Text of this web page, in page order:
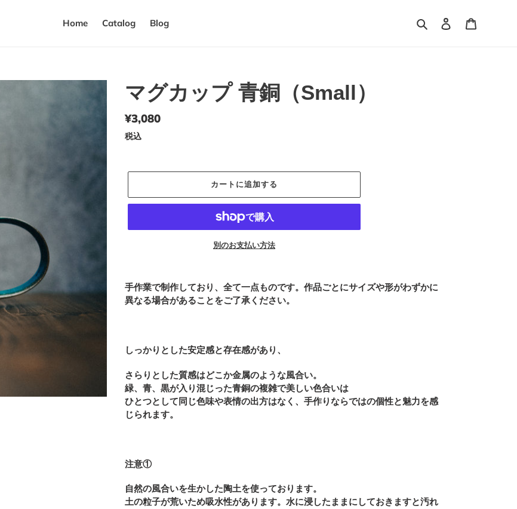
Home Catalog Blog 検索 ログイン
マグカップ 青銅（Small）
通
常
格
¥3,080
税込
カートに追加する
別のお支払い方法
ー
ト
に
を
加
す
る
手作業で制作しており、全て一点ものです。作品ごとにサイズや形がわずかに
異なる場合があることをご了承ください。
しっかりとした安定感と存在感があり、
さらりとした質感はどこか金属のような風合い。
緑、青、黒が入り混じった青銅の複雑で美しい色合いは
ひとつとして同じ色味や表情の出方はなく、手作りならではの個性と魅力を感
じられます。
注意①
自然の風合いを生かした陶土を使っております。
土の粒子が荒いため吸水性があります。 水に浸したままにしておきますと汚れ